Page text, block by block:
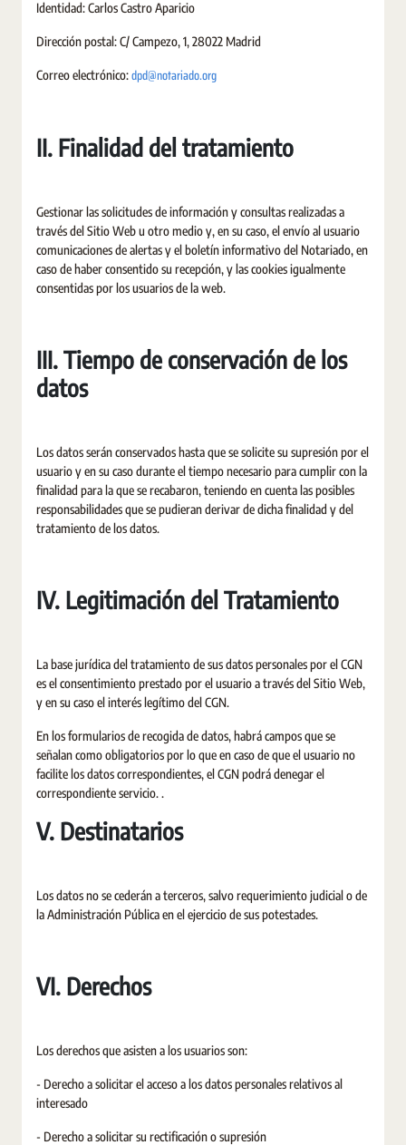
Identidad: Carlos Castro Aparicio
Dirección postal: C/ Campezo, 1, 28022 Madrid
Correo electrónico:dpd@notariado.org
II. Finalidad del tratamiento
Gestionar las solicitudes de información y consultas realizadas a
través del Sitio Web u otro medio y, en su caso, el envío al usuario
comunicaciones de alertas y el boletín informativo del Notariado, en
caso de haber consentido su recepción, y las cookies igualmente
consentidas por los usuarios de la web.
III. Tiempo de conservación de los
datos
Los datos serán conservados hasta que se solicite su supresión por el
usuario y en su caso durante el tiempo necesario para cumplir con la
finalidad para la que se recabaron, teniendo en cuenta las posibles
responsabilidades que se pudieran derivar de dicha finalidad y del
tratamiento de los datos.
IV. Legitimación del Tratamiento
La base jurídica del tratamiento de sus datos personales por el CGN
es el consentimiento prestado por el usuario a través del Sitio Web,
y en su caso el interés legítimo del CGN.
En los formularios de recogida de datos, habrá campos que se
señalan como obligatorios por lo que en caso de que el usuario no
facilite los datos correspondientes, el CGN podrá denegar el
correspondiente servicio. .
V. Destinatarios
Los datos no se cederán a terceros, salvo requerimiento judicial o de
la Administración Pública en el ejercicio de sus potestades.
VI. Derechos
Los derechos que asisten a los usuarios son:
- Derecho a solicitar el acceso a los datos personales relativos al
interesado
- Derecho a solicitar su rectificación o supresión